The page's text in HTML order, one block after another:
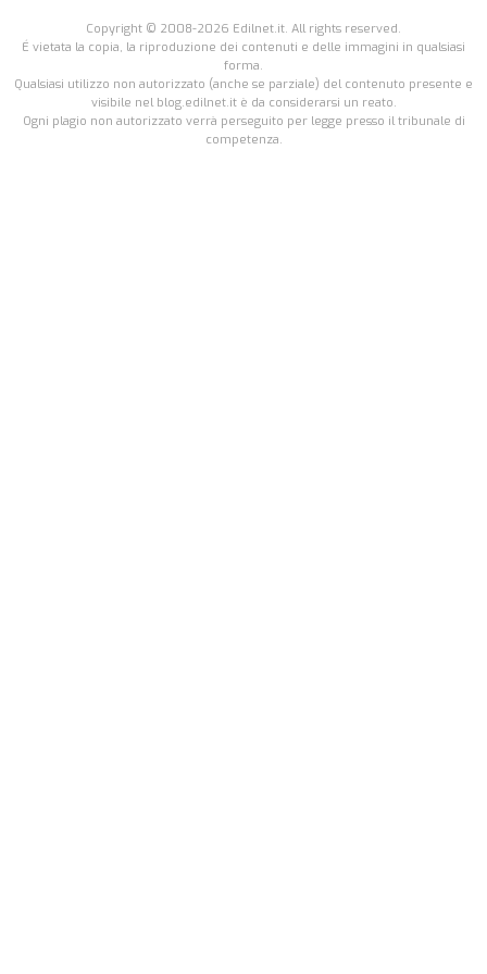
Copyright © 2008-2026 Edilnet.it. All rights reserved.
É vietata la copia, la riproduzione dei contenuti e delle immagini in qualsiasi
forma.
Qualsiasi utilizzo non autorizzato (anche se parziale) del contenuto presente e
visibile nel blog.edilnet.it è da considerarsi un reato.
Ogni plagio non autorizzato verrà perseguito per legge presso il tribunale di
competenza.